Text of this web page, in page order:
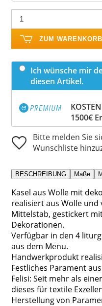
ZUM
Ich wünsche mir
diesen Artikel.
1500€
Bitte melden Sie
Wunschliste
BESCHREIBUNG Maße
Kasel aus Wolle mit
realisiert aus Wolle
Mittelstab, gestickert
Dekorationen.
Verfügbar in den 4
aus dem Menu.
Handwerkprodukt
Festliches Parament
Felisi: Seit mehr als
dieses für textile
Herstellung von